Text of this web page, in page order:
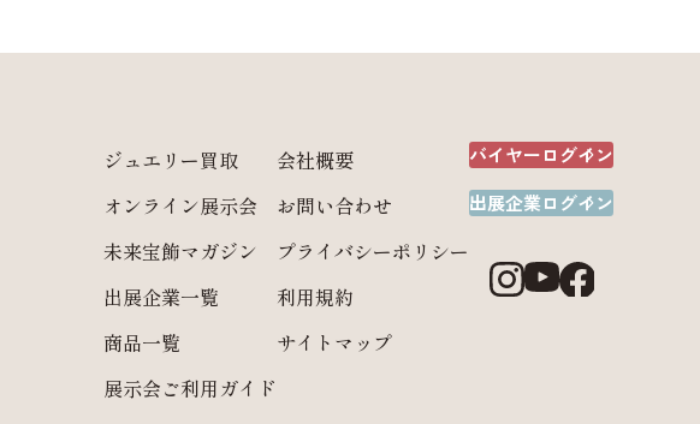
ジュエリー買取
オンライン展示会
未来宝飾マガジン
出展企業一覧
商品一覧
展示会ご利用ガイド
会社概要
お問い合わせ
プライバシーポリシー
利用規約
サイトマップ
バイヤーログイン
出展企業ログイン